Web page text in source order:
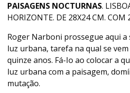
PAISAGENS NOCTURNAS.
HORIZONTE. DE 28X24 CM. COM
Roger Narboni prossegue aqui a
luz urbana, tarefa na qual se
quinze anos. Fá-Io ao colocar a
luz urbana com a paisagem,
mutação.